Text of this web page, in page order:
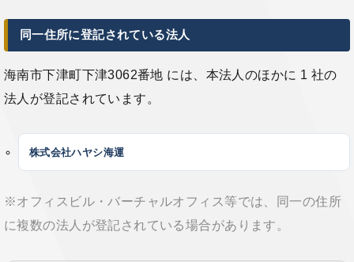
同一住所に登記されている法人
海南市下津町下津3062番地 には、本法人のほかに 1 社の
法人が登記されています。
株式会社ハヤシ海運
※オフィスビル・バーチャルオフィス等では、同一の住所
に複数の法人が登記されている場合があります。